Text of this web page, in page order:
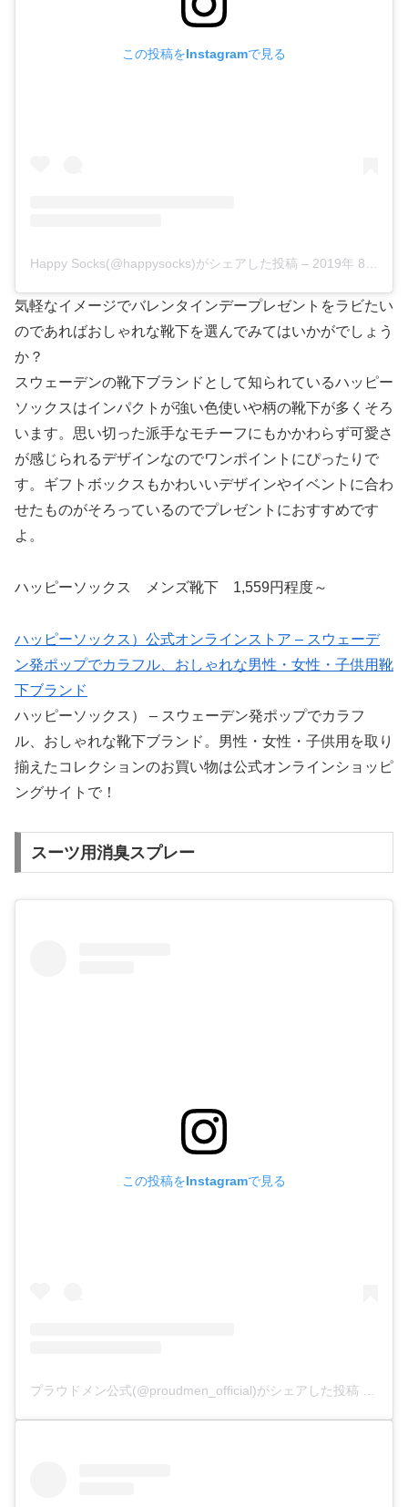
この投稿をInstagramで見る
Happy Socks(@happysocks)がシェアした投稿 – 2019年 8月月8日午前4時00分PDT
気軽なイメージでバレンタインデープレゼントをラビたい
のであればおしゃれな靴下を選んでみてはいかがでしょう
か？
スウェーデンの靴下ブランドとして知られているハッピー
ソックスはインパクトが強い色使いや柄の靴下が多くそろ
います。思い切った派手なモチーフにもかかわらず可愛さ
が感じられるデザインなのでワンポイントにぴったりで
す。ギフトボックスもかわいいデザインやイベントに合わ
せたものがそろっているのでプレゼントにおすすめです
よ。
ハッピーソックス メンズ靴下 1,559円程度～
ハッピーソックス）公式オンラインストア – スウェーデ
ン発ポップでカラフル、おしゃれな男性・女性・子供用靴
下ブランド
ハッピーソックス） – スウェーデン発ポップでカラフ
ル、おしゃれな靴下ブランド。男性・女性・子供用を取り
揃えたコレクションのお買い物は公式オンラインショッピ
ングサイトで！
スーツ用消臭スプレー
この投稿をInstagramで見る
プラウドメン公式(@proudmen_official)がシェアした投稿